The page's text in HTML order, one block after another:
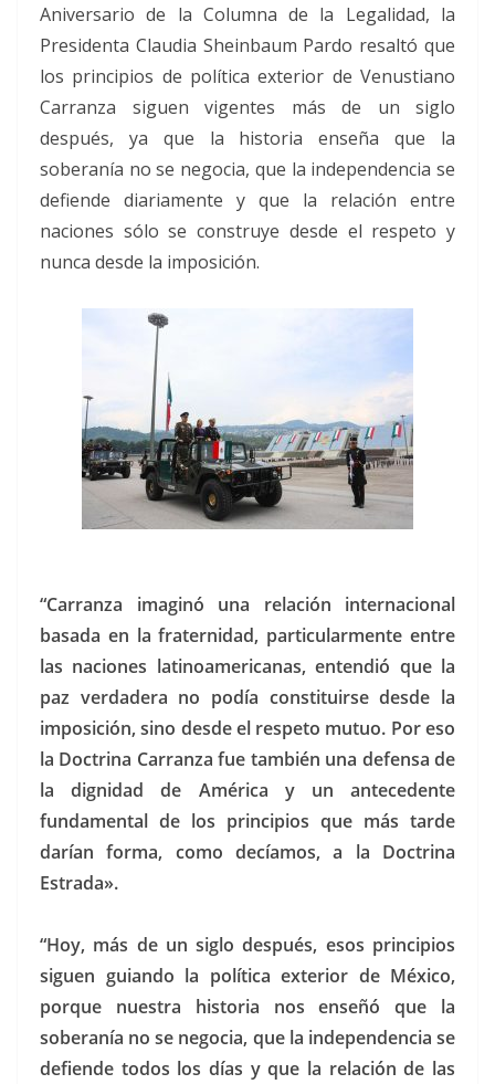
Aniversario de la Columna de la Legalidad, la
Presidenta Claudia Sheinbaum Pardo resaltó que
los principios de política exterior de Venustiano
Carranza siguen vigentes más de un siglo
después, ya que la historia enseña que la
soberanía no se negocia, que la independencia se
defiende diariamente y que la relación entre
naciones sólo se construye desde el respeto y
nunca desde la imposición.
“Carranza imaginó una relación internacional
basada en la fraternidad, particularmente entre
las naciones latinoamericanas, entendió que la
paz verdadera no podía constituirse desde la
imposición, sino desde el respeto mutuo. Por eso
la Doctrina Carranza fue también una defensa de
la dignidad de América y un antecedente
fundamental de los principios que más tarde
darían forma, como decíamos, a la Doctrina
Estrada».
“Hoy, más de un siglo después, esos principios
siguen guiando la política exterior de México,
porque nuestra historia nos enseñó que la
soberanía no se negocia, que la independencia se
defiende todos los días y que la relación de las